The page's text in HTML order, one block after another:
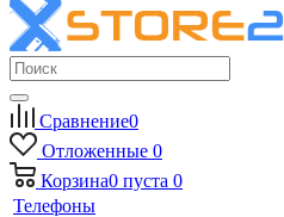
Сравнение0
Отложенные 0
Корзина0 пуста 0
Телефоны